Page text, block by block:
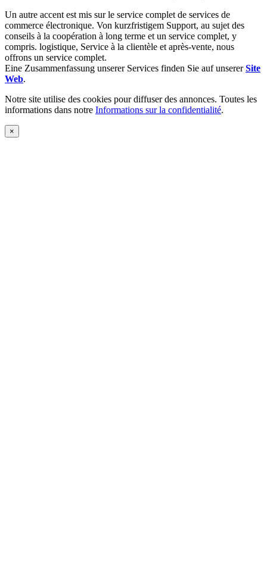
Un autre accent est mis sur le service complet de services de
commerce électronique. Von kurzfristigem Support, au sujet des
conseils à la coopération à long terme et un service complet, y
compris. logistique, Service à la clientèle et après-vente, nous
offrons un service complet.
Eine Zusammenfassung unserer Services finden Sie auf unsererSite
Web.
Notre site utilise des cookies pour diffuser des annonces. Toutes les
informations dans notre Informations sur la confidentialité.
×